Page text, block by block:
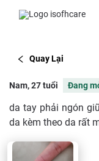
Quay Lại
Nam, 27 tuổi Đang
da tay phải ngón
da kèm theo da rất